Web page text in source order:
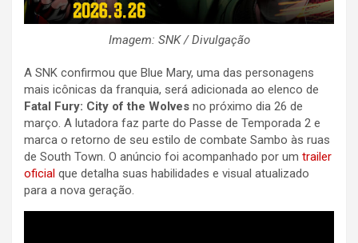
Imagem: SNK / Divulgação
A SNK confirmou que Blue Mary, uma das personagens
mais icônicas da franquia, será adicionada ao elenco de
Fatal Fury: City of the Wolves no próximo dia 26 de
março. A lutadora faz parte do Passe de Temporada 2 e
marca o retorno de seu estilo de combate Sambo às ruas
de South Town. O anúncio foi acompanhado por um trailer
oficial que detalha suas habilidades e visual atualizado
para a nova geração.